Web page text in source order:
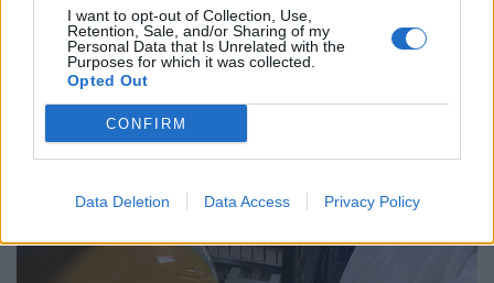
I want to opt-out of Collection, Use,
Retention, Sale, and/or Sharing of my
Personal Data that Is Unrelated with the
Purposes for which it was collected.
Opted Out
CONFIRM
Data Deletion Data Access Privacy Policy